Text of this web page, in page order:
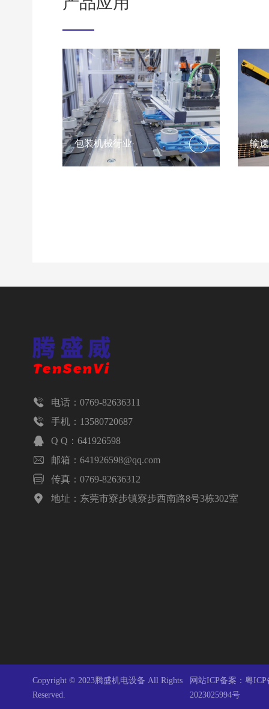
机械手行业
 电话：0769-82636311
 手机：13580720687
 Q Q：641926598
 邮箱：641926598@qq.com
 传真：0769-82636312
 地址：东莞市寮步镇寮步西南路8号3栋302室
Copyright © 2023腾盛机电设备 All Rights
Reserved.
网站ICP备案： 粤ICP
2023025994号